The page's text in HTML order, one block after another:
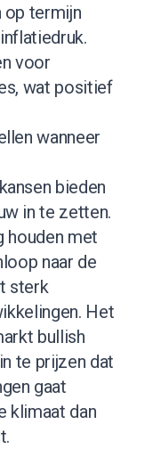
op termijn
voor
wat positief
wanneer
bieden
in te zetten.
houden met
naar de
sterk
Het
bullish
te prijzen dat
gaat
klimaat dan